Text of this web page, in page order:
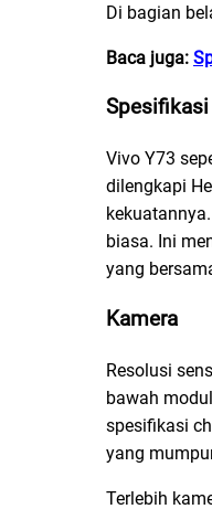
Di bagian
Baca juga:
Vivo Y73
dilengkapi
biasa. Ini
yang
Kamera
Resolusi
bawah
spesifikasi
yang
Terlebih